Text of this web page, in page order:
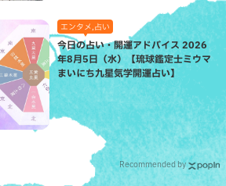
エンタメ,占い
今日の占い・開運アドバイス 2026
年8月5日（水）【琉球鑑定士ミウマ
まいにち九星気学開運占い】
Recommended by